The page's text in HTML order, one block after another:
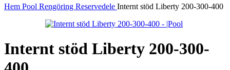
Hem Pool Rengöring Reservedele Internt stöd Liberty 200-300-400
Internt stöd Liberty 200-300-